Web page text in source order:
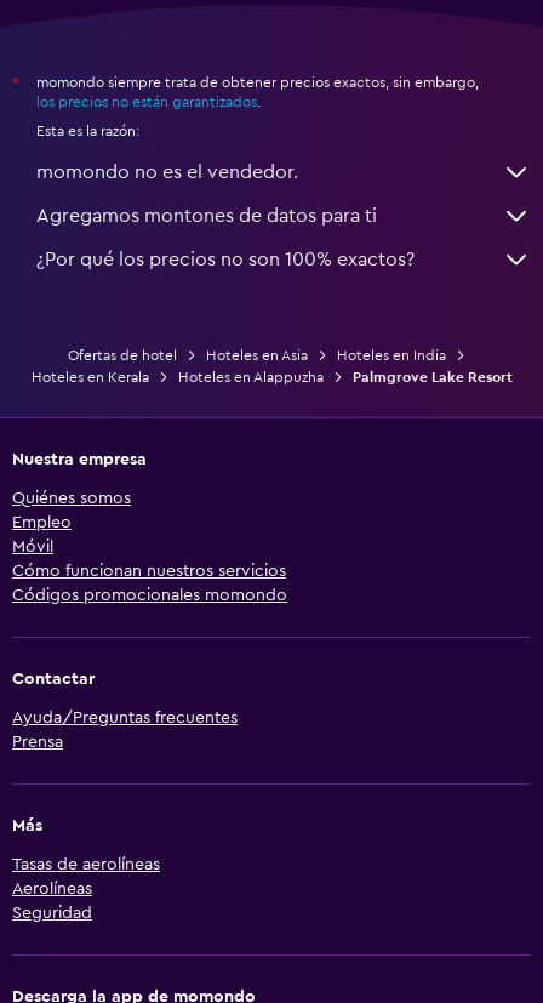
*
momondo siempre trata de obtener precios exactos, sin embargo,
los precios no están garantizados
Esta es la razón:
momondo no es el vendedor.
Agregamos montones de datos para ti
¿Por qué los precios no son 100% exactos?
Ofertas de hotel Hoteles en Asia
Hoteles en India
Hoteles en Kerala
Hoteles en Alappuzha Palmgrove Lake Resort
Nuestra empresa
Quiénes somos
Empleo
Móvil
Cómo funcionan nuestros servicios
Códigos promocionales momondo
Contactar
Ayuda/Preguntas frecuentes
Prensa
Más
Tasas de aerolíneas
Aerolíneas
Seguridad
Descarga la app de momondo